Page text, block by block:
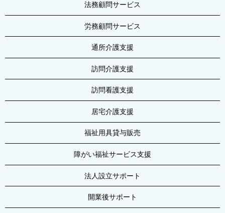
法務顧問サービス
労務顧問サービス
通所介護支援
訪問介護支援
訪問看護支援
居宅介護支援
福祉用具貸与販売
障がい福祉サービス支援
法人設立サポート
開業後サポート